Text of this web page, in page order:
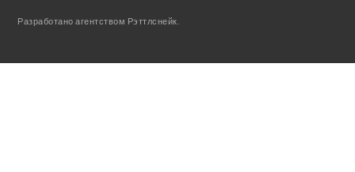
Разработано агентством Рэттлснейк.